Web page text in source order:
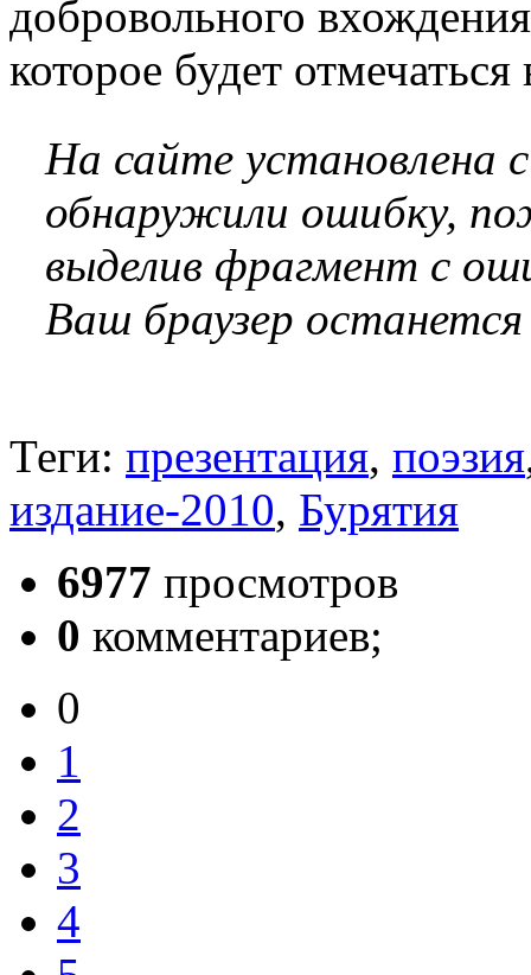
добровольного
которое будет отмечаться
На сайте установлена
обнаружили ошибку,
выделив фрагмент с
Ваш браузер
Теги: презентация, поэзия
издание-2010, Бурятия
6977 просмотров
0 комментариев;
0
1
2
3
4